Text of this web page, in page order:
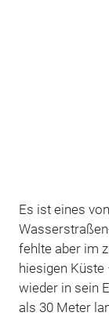
Es ist eines
fehlte aber im
hiesigen Küste
wieder in sein
als 30 Meter